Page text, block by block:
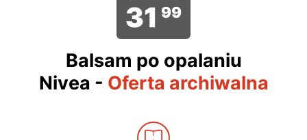
31 99
Balsam po opalaniu
Nivea - Oferta archiwalna